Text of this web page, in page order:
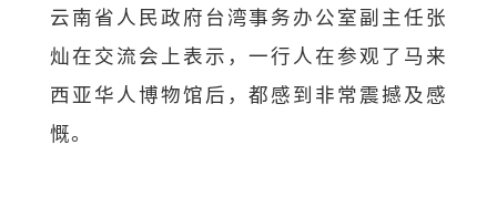
云南省人民政府台湾事务办公室副主任张
灿在交流会上表示，一行人在参观了马来
西亚华人博物馆后，都感到非常震撼及感
慨。